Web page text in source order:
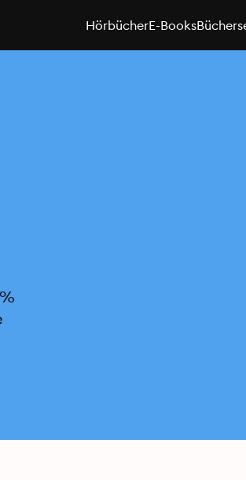
HörbücherE-Books